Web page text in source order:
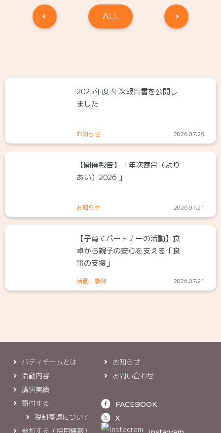
ALL
2025年度 年次報告書を公開し
ました
お知らせ 2026.07.29
【開催報告】「年次寄合（より
あい）2026 」
お知らせ 2026.07.21
【子育てパートナーの活動】食
卓から親子の安心を支える「食
事の支援」
活動・事例 2026.07.21
バディチームとは
活動内容
講演実績
寄付する
税制優遇について
参加する（採用情報）
お知らせ
お問い合わせ
FACEBOOK
X